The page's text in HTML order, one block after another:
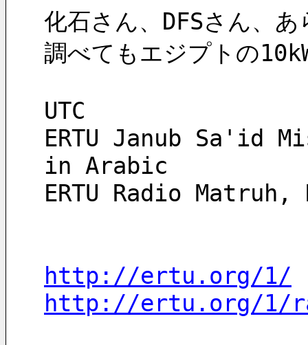
化石さん、DFSさん、
調べてもエジプトの
UTC
ERTU Janub Sa'id
in Arabic
ERTU Radio
http://ertu.org/1/
http://ertu.org/1/